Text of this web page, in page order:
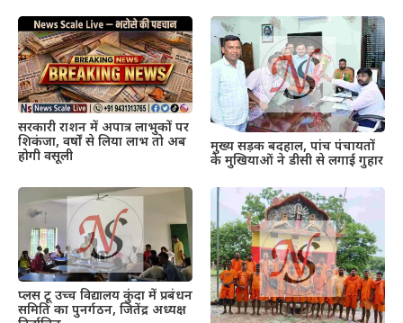
सरकारी राशन में अपात्र लाभुकों पर
शिकंजा, वर्षों से लिया लाभ तो अब
होगी वसूली
मुख्य सड़क बदहाल, पांच पंचायतों
के मुखियाओं ने डीसी से लगाई गुहार
प्लस टू उच्च विद्यालय कुंदा में प्रबंधन
समिति का पुनर्गठन, जितेंद्र अध्यक्ष